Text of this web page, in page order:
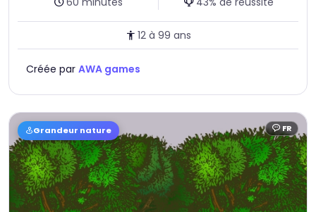
Age :
12 à 99 ans
Créée par AWA games
Grandeur nature Langue :
FR